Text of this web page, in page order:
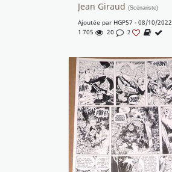
Jean Giraud (Scénariste)
Ajoutée par HGP57 - 08/10/2022
1 705
20 2